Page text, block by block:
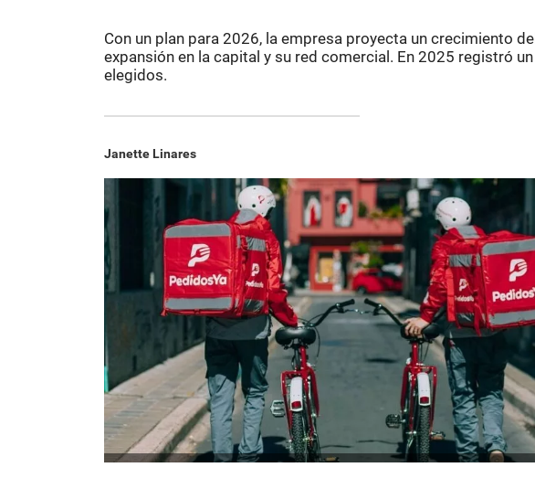
Con un plan para 2026, la empresa proyecta un crecimiento del
expansión en la capital y su red comercial. En 2025 registró un
elegidos.
Janette Linares